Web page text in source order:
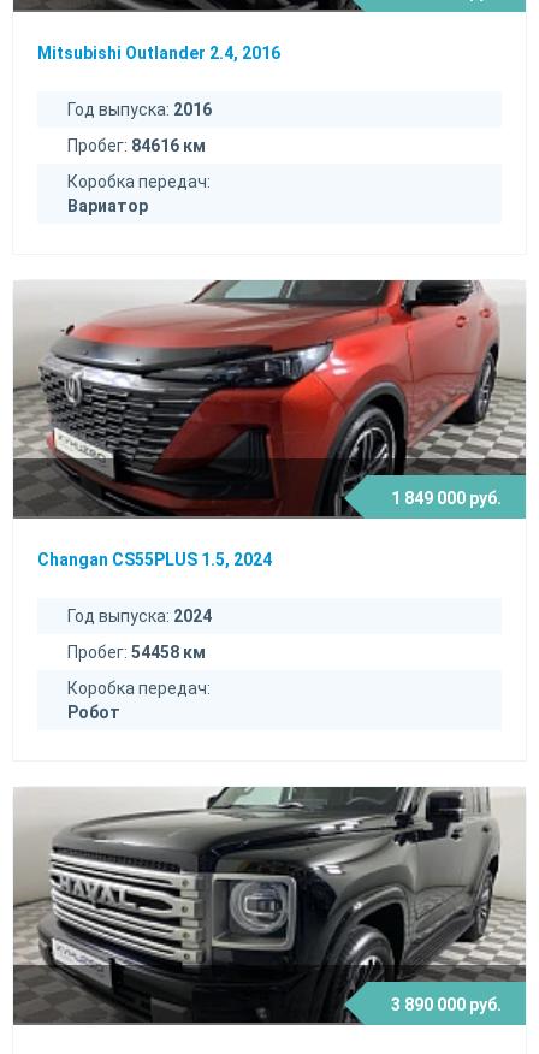
Mitsubishi Outlander 2.4, 2016
Год выпуска: 2016
Пробег: 84616 км
Коробка передач:
Вариатор
1 849 000 руб.
Changan CS55PLUS 1.5, 2024
Год выпуска: 2024
Пробег: 54458 км
Коробка передач:
Робот
3 890 000 руб.